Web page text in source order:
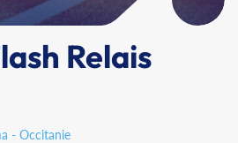
Relais
- Occitanie